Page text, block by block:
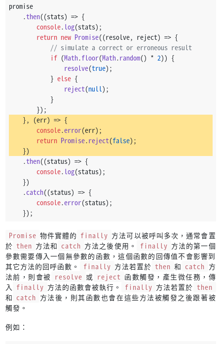
promise
    .
then((stats) => {
console. log(stats);
return new Promise((resolve, reject) => {
// simulate a correct or erroneous result
if (Math.floor(Math.random() * 2)) {
resolve(true);
            }
else {
reject(null);
            }
        });
    },
(err) => {
console.error(err);
return Promise.reject(false);
    })
    .
then((status) => {
console. log(status);
    })
    .
catch((status) => {
console.error(status);
    });
Promise 物件實體的 finally 方法可以被呼叫多次，通常會置
於 then 方法和 catch 方法之後使用。 finally 方法的第一個
參數需要傳入一個無參數的函數，這個函數的回傳值不會影響到
其它方法的回呼函數。
finally 方法若置於 then 和 catch 方
法前，則會被 resolve 或 reject 函數觸發，產生微任務，傳
入 finally 方法的函數會被執行。 finally 方法若置於 then
和 catch 方法後，則其函數也會在這些方法被觸發之後跟著被
觸發。
例如：